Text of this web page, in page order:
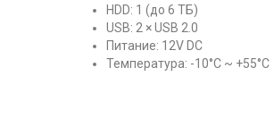
HDD: 1 (до 6 ТБ)
USB: 2 × USB 2.0
Питание: 12V DC
Температура: -10°C ~ +55°C